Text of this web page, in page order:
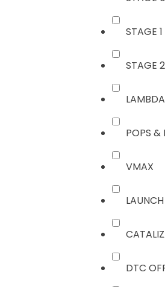
STAGE
STAGE 2
POPS &
VMAX
DTC